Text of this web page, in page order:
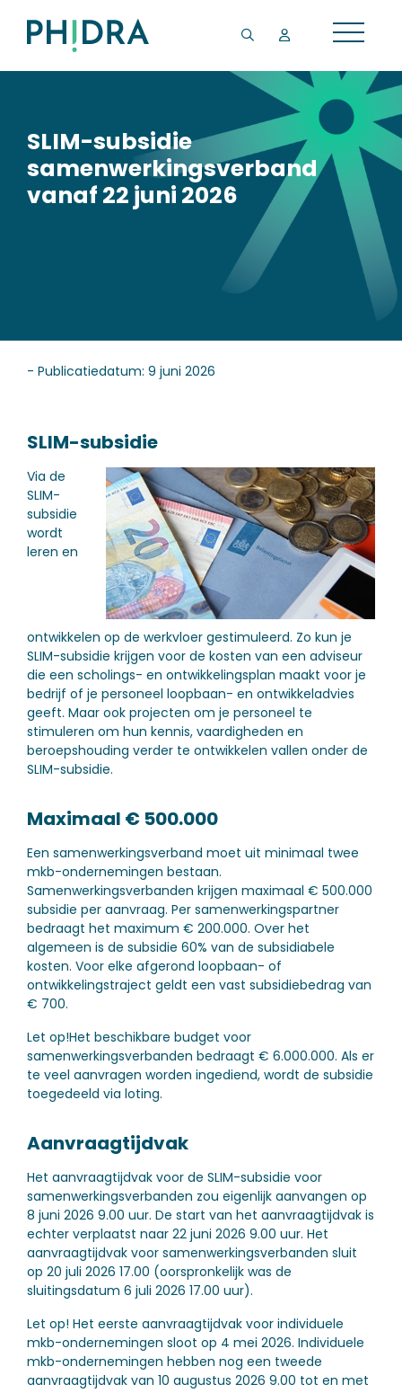
SLIM-subsidie
samenwerkingsverband
vanaf 22 juni 2026
- Publicatiedatum: 9 juni 2026
SLIM-subsidie
Via de
SLIM-
subsidie
wordt
leren en
ontwikkelen op de werkvloer gestimuleerd. Zo kun je
SLIM-subsidie krijgen voor de kosten van een adviseur
die een scholings- en ontwikkelingsplan maakt voor je
bedrijf of je personeel loopbaan- en ontwikkeladvies
geeft. Maar ook projecten om je personeel te
stimuleren om hun kennis, vaardigheden en
beroepshouding verder te ontwikkelen vallen onder de
SLIM-subsidie.
Maximaal € 500.000
Een samenwerkingsverband moet uit minimaal twee
mkb-ondernemingen bestaan.
Samenwerkingsverbanden krijgen maximaal € 500.000
subsidie per aanvraag. Per samenwerkingspartner
bedraagt het maximum € 200.000. Over het
algemeen is de subsidie 60% van de subsidiabele
kosten. Voor elke afgerond loopbaan- of
ontwikkelingstraject geldt een vast subsidiebedrag van
€ 700.
Let op!Het beschikbare budget voor
samenwerkingsverbanden bedraagt € 6.000.000. Als er
te veel aanvragen worden ingediend, wordt de subsidie
toegedeeld via loting.
Aanvraagtijdvak
Het aanvraagtijdvak voor de SLIM-subsidie voor
samenwerkingsverbanden zou eigenlijk aanvangen op
8 juni 2026 9.00 uur. De start van het aanvraagtijdvak is
echter verplaatst naar 22 juni 2026 9.00 uur. Het
aanvraagtijdvak voor samenwerkingsverbanden sluit
op 20 juli 2026 17.00 (oorspronkelijk was de
sluitingsdatum 6 juli 2026 17.00 uur).
Let op! Het eerste aanvraagtijdvak voor individuele
mkb-ondernemingen sloot op 4 mei 2026. Individuele
mkb-ondernemingen hebben nog een tweede
aanvraagtijdvak van 10 augustus 2026 9.00 tot en met